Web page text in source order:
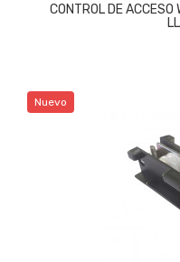
CONTROL DE
Nuevo